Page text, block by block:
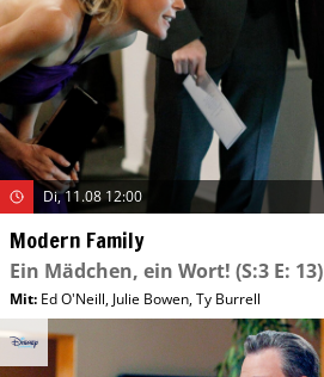
Di, 11.08 12:00
Modern Family
Ein Mädchen, ein Wort! (S:3 E: 13)
Mit: Ed O'Neill, Julie Bowen,Ty Burrell